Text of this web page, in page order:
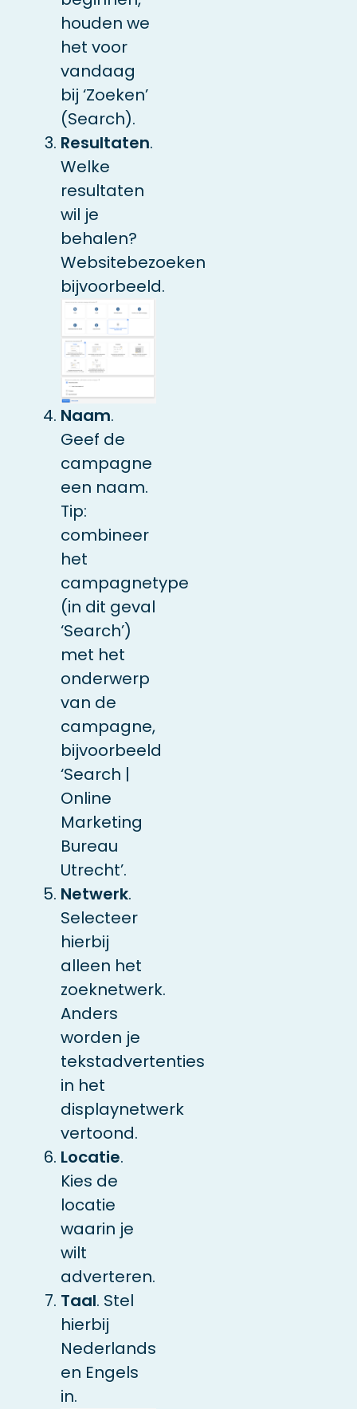
houden we
het voor
vandaag
bij ‘Zoeken’
(Search).
Resultaten.
Welke
resultaten
wil je
behalen?
Websitebezoeken
bijvoorbeeld.
Naam.
Geef de
campagne
een naam.
Tip:
combineer
het
campagnetype
(in dit geval
‘Search’)
met het
onderwerp
van de
campagne,
bijvoorbeeld
‘Search |
Online
Marketing
Bureau
Utrecht’.
Netwerk.
Selecteer
hierbij
alleen het
zoeknetwerk.
Anders
worden je
tekstadvertenties
in het
displaynetwerk
vertoond.
Locatie.
Kies de
locatie
waarin je
wilt
adverteren.
Taal. Stel
hierbij
Nederlands
en Engels
in.